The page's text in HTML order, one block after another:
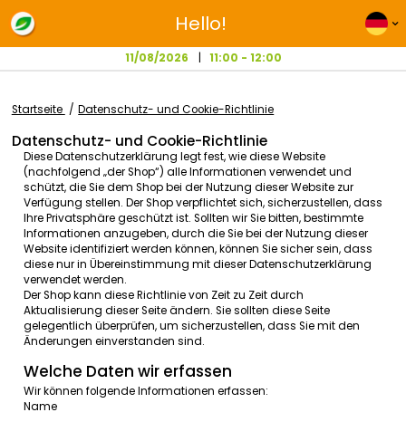
Hello!
11/08/2026 11:00 - 12:00
Datenschutz- und Cookie-Richtlinie
Diese Datenschutzerklärunglegt fest,wie dieseWebsite
(nachfolgend„der Shop“)alle Informationen verwendet
schützt, dieSie demShopbeiderNutzungdieserWebsite
Verfügung stellen.Der Shop verpflichtetsich,
Ihre Privatsphäregeschütztist.SolltenwirSie bitten,
Informationenanzugeben Nutzung
Websiteidentifiziertwerdenkönnen,können
diesenurin Übereinstimmungmitdieser
verwendet werden.
Der Shopkanndiese Richtlinie
Aktualisierungdieser Seite ändern
gelegentlich überprüfen, um sicherzustellen
Änderungen